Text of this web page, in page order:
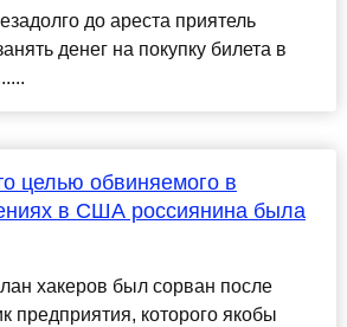
до ареста приятель
денег на покупку билета в
целью обвиняемого в
в США россиянина была
хакеров был сорван после
предприятия, которого якобы